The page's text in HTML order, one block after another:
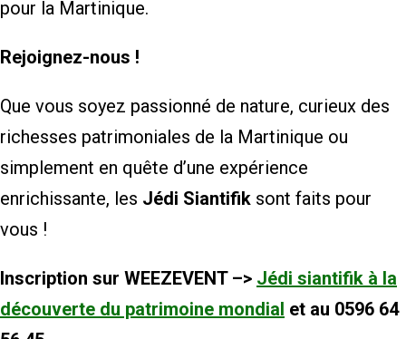
pour la Martinique.
Rejoignez-nous !
Que vous soyez passionné de nature, curieux des
richesses patrimoniales de la Martinique ou
simplement en quête d’une expérience
enrichissante, les Jédi Siantifik sont faits pour
vous !
Inscription sur WEEZEVENT –> Jédi siantifik à la
découverte du patrimoine mondial et au 0596 64